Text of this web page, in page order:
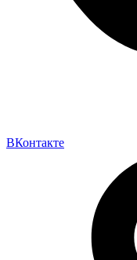
ВКонтакте